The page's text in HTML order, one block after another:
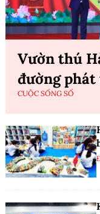
Vườn thú
đường
CUỘC SỐNG SỐ